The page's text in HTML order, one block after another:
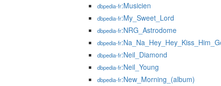
dbpedia-fr:Musicien
dbpedia-fr:My_Sweet_Lord
dbpedia-fr:NRG_Astrodome
dbpedia-fr
dbpedia-fr:Neil_Diamond
dbpedia-fr:Neil_Young
dbpedia-fr:New_Morning_(album)